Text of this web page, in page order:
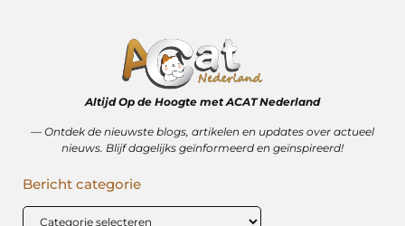
Altijd Op de Hoogte met ACAT Nederland
–– Ontdek de nieuwste blogs, artikelen en updates over actueel
nieuws. Blijf dagelijks geïnformeerd en geïnspireerd!
Bericht categorie